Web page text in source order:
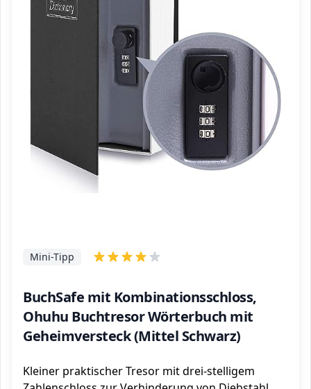
BuchSafe mit Kombinationsschloss,
Ohuhu Buchtresor Wörterbuch mit
Geheimversteck (Mittel Schwarz)
Mini-Tipp
Kleiner praktischer Tresor mit drei-stelligem